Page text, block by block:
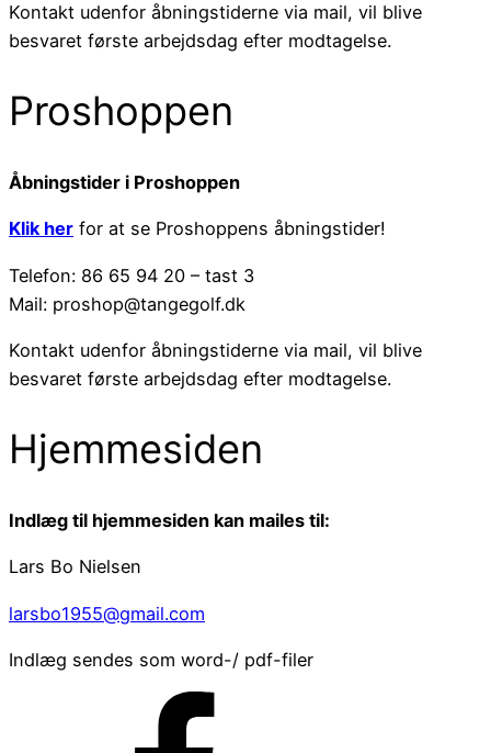
Kontakt udenfor åbningstiderne via mail, vil blive
besvaret første arbejdsdag efter modtagelse.
Proshoppen
Åbningstider i Proshoppen
Klik her for at se Proshoppens åbningstider!
Telefon: 86 65 94 20 – tast 3
Mail: proshop@tangegolf.dk
Kontakt udenfor åbningstiderne via mail, vil blive
besvaret første arbejdsdag efter modtagelse.
Hjemmesiden
Indlæg til hjemmesiden kan mailes til:
Lars Bo Nielsen
larsbo1955@gmail.com
Indlæg sendes som word-/ pdf-filer